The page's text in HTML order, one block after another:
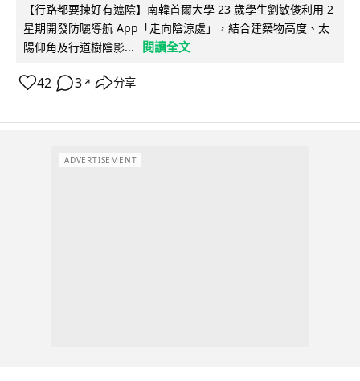
【行路都要揀好有遮陰】南韓首爾大學 23 歲學生劉敏俊利用 2
星期開發防曬導航 App「走向陰涼處」，結合建築物高度、太
陽仰角及行道樹陰影...
閱讀全文
42 3 ↗ 分享
ADVERTISEMENT